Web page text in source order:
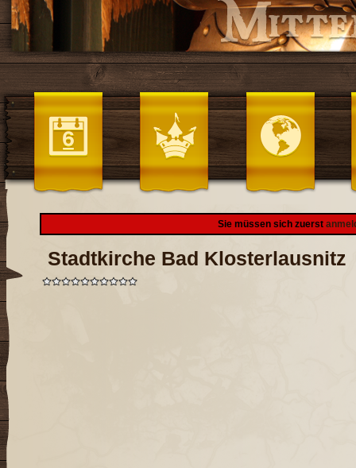
Sie müssen sich zuerst
Stadtkirche Bad Klosterlausnitz